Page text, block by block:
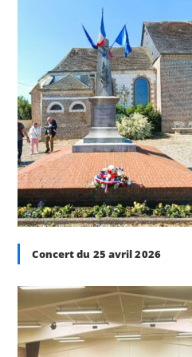
Concert du 25 avril 2026